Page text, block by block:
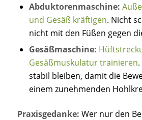
Abduktorenmaschine:
und Gesäß kräftigen. Nicht
nicht mit den Füßen gegen
Gesäßmaschine:
Gesäßmuskulatur trainieren
stabil bleiben, damit die
einem zunehmenden
Praxisgedanke: Wer nur den